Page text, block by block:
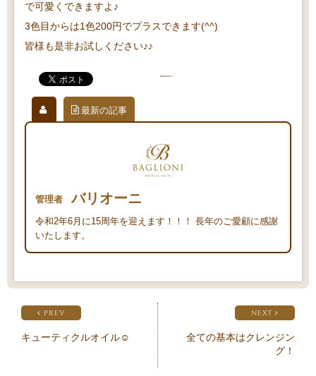
で可愛くできますよ♪
3色目からは1色200円でプラスできます(^^)
皆様も是非お試しください♪♪
最新の記事
管理者 バリオーニ
令和2年6月に15周年を迎えます！！！ 長年のご愛顧に感謝
いたします。
PREV
キューティクルオイル☺︎
NEXT
全ての基本はクレンジン
グ！